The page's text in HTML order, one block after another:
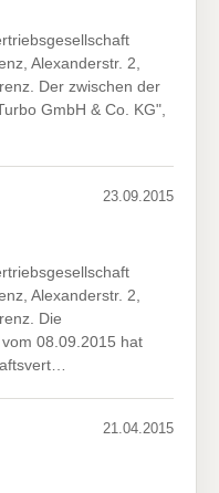
Alexanderstr. 2,
Der zwischen der
GmbH & Co. KG",
23.09.2015
Alexanderstr. 2,
Die
08.09.2015 hat
21.04.2015